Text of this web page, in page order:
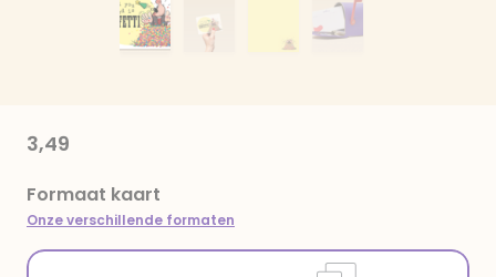
3,49
Formaat kaart
Onze verschillende formaten